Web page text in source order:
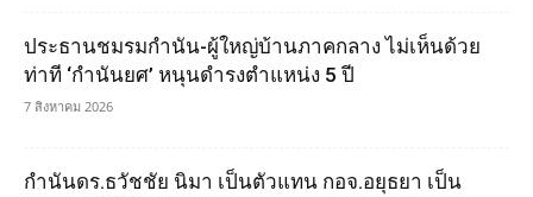
ประธานชมรมกำนัน-ผู้ใหญ่บ้านภาคกลาง ไม่เห็นด้วย
ท่าที ‘กำนันยศ’ หนุนดำรงตำแหน่ง 5 ปี
7 สิงหาคม 2026
กำนันดร.ธวัชชัย นิมา เป็นตัวแทน กอจ.อยุธยา เป็น